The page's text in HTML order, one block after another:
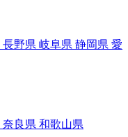
長野県 岐阜県 静岡県 愛
奈良県 和歌山県